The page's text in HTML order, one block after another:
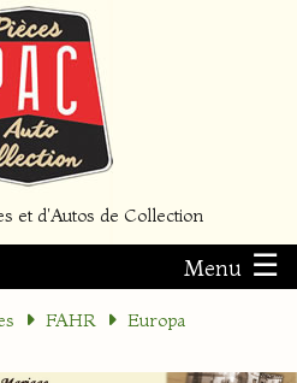
et d'Autos de Collection
Menu ☰
FAHR Europa